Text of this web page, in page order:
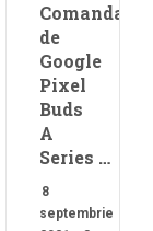
Comanda
de
Google
Pixel
Buds
A
Series …
8
septembrie